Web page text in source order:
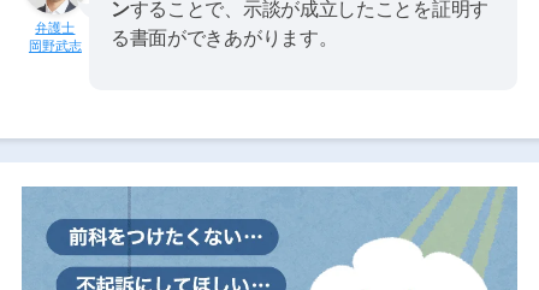
岡野武志
ンすることで、示談が成立したことを証明す
る書面ができあがります。